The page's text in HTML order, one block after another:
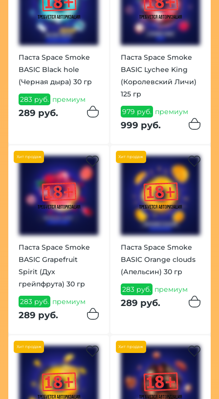
Паста Space Smoke
BASIC Black hole
(Черная дыра) 30 гр
283 руб. премиум
289 руб.
Паста Space Smoke
BASIC Lychee King
(Королевский Личи)
125 гр
979 руб. премиум
999 руб.
Хит продаж
Паста Space Smoke
BASIC Grapefruit
Spirit (Дух
грейпфрута) 30 гр
283 руб. премиум
289 руб.
Хит продаж
Паста Space Smoke
BASIC Orange clouds
(Апельсин) 30 гр
283 руб. премиум
289 руб.
Хит продаж Хит продаж